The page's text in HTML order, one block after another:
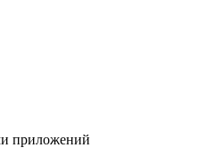
приложений